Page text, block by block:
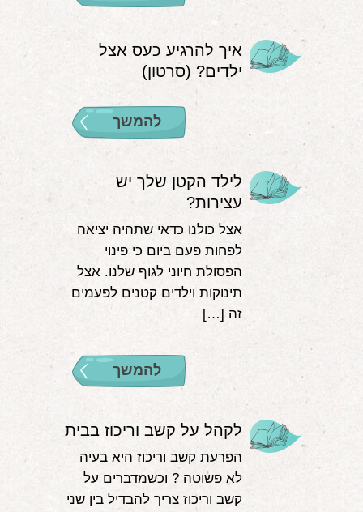
איך להרגיע כעס אצל
ילדים? (סרטון)
להמשך
לילד הקטן שלך יש
עצירות?
אצל כולנו כדאי שתהיה יציאה
לפחות פעם ביום כי פינוי
הפסולת חיוני לגוף שלנו. אצל
תינוקות וילדים קטנים לפעמים
זה […]
להמשך
לקהל על קשב וריכוז בבית
הפרעת קשב וריכוז היא בעיה
לא פשוטה ? וכשמדברים על
קשב וריכוז צריך להבדיל בין שני